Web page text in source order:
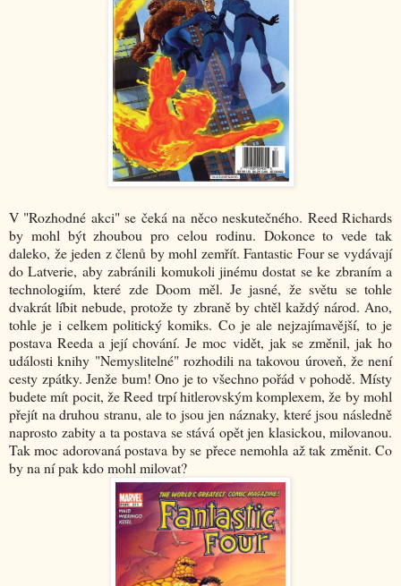
V "Rozhodné akci" se čeká na něco neskutečného. Reed Richards
by mohl být zhoubou pro celou rodinu. Dokonce to vede tak
daleko, že jeden z členů by mohl zemřít. Fantastic Four se vydávají
do Latverie, aby zabránili komukoli jinému dostat se ke zbraním a
technologiím, které zde Doom měl. Je jasné, že světu se tohle
dvakrát líbit nebude, protože ty zbraně by chtěl každý národ. Ano,
tohle je i celkem politický komiks. Co je ale nejzajímavější, to je
postava Reeda a její chování. Je moc vidět, jak se změnil, jak ho
události knihy "Nemyslitelné" rozhodili na takovou úroveň, že není
cesty zpátky. Jenže bum! Ono je to všechno pořád v pohodě. Místy
budete mít pocit, že Reed trpí hitlerovským komplexem, že by mohl
přejít na druhou stranu, ale to jsou jen náznaky, které jsou následně
naprosto zabity a ta postava se stává opět jen klasickou, milovanou.
Tak moc adorovaná postava by se přece nemohla až tak změnit. Co
by na ní pak kdo mohl milovat?